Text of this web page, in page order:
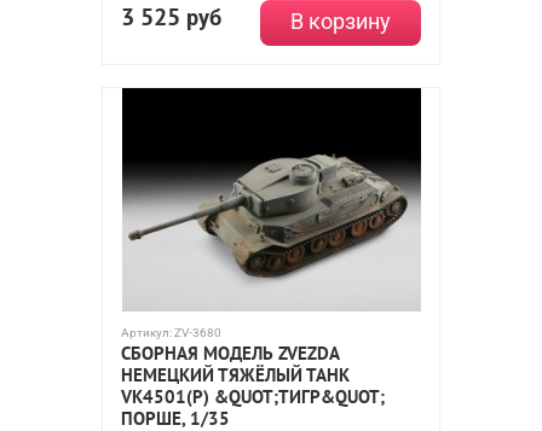
3 525 руб В корзину
Артикул:ZV-3680
СБОРНАЯ МОДЕЛЬ ZVEZDA
НЕМЕЦКИЙ ТЯЖЁЛЫЙ ТАНК
VK4501(P) &QUOT;ТИГР&QUOT;
ПОРШЕ, 1/35